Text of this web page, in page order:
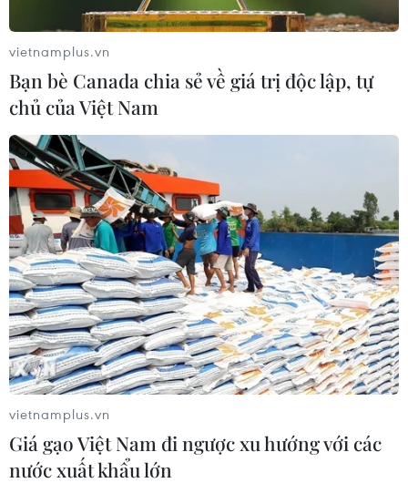
#Hạ tầng đô thị #Đô thị biển
#Kiến trúc cao tầng
#Kiến trúc sư
Theo dõi VietnamPlus
TIN LIÊN QUAN
vietnamplus.vn
Bạn bè Canada chia sẻ về giá trị độc lập, tự
chủ của Việt Nam
vietnamplus.vn
Giá gạo Việt Nam đi ngược xu hướng với các
nước xuất khẩu lớn